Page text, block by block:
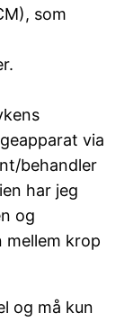
som
via
behandler
har jeg
og
krop
og må kun